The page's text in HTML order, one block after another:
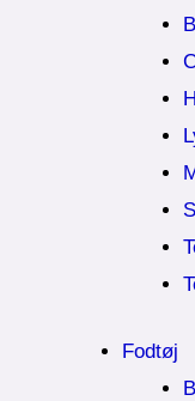
Fodtøj